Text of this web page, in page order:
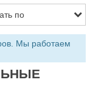
Мы работаем